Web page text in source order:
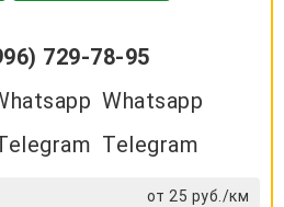
729-78-95
Whatsapp
Telegram
от 25 руб./км